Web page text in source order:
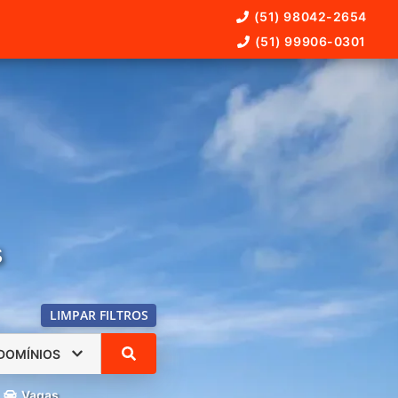
(51) 98042-2654
(51) 99906-0301
LIMPAR FILTROS